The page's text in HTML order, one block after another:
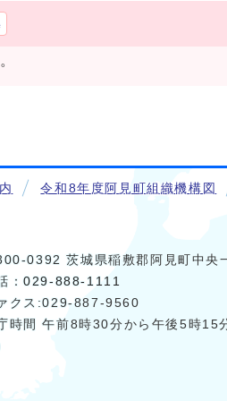
令和8年度阿見町組織機構図
0392 茨城県稲敷郡阿見町中央
：029-888-1111
クス:029-887-9560
時間 午前8時30分から午後5時15